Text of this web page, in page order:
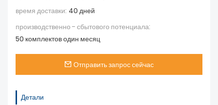
время доставки: 40 дней
производственно - сбытового потенциала:
50 комплектов один месяц
Отправить запрос сейчас
Детали